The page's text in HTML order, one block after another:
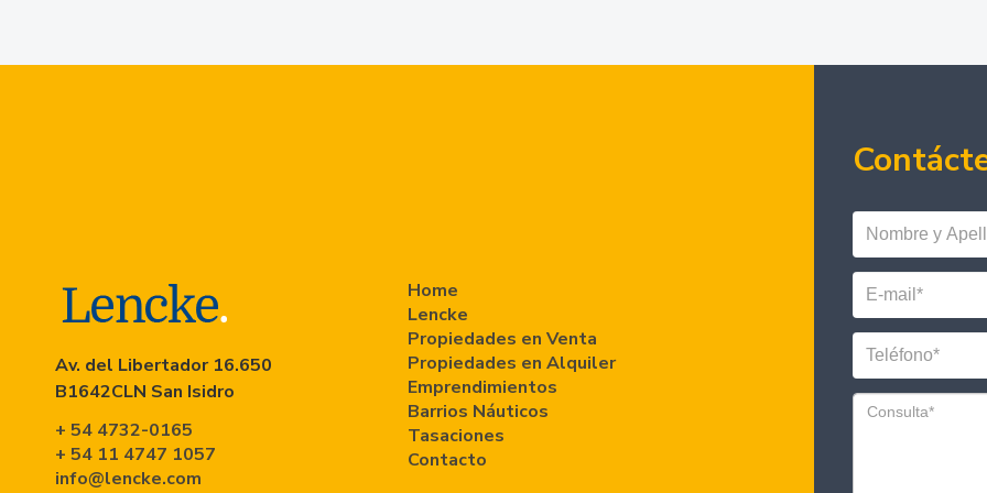
Av. del Libertador 16.650
B1642CLN San Isidro
+ 54 4732-0165
+ 54 11 4747 1057
info@lencke.com
Home
Lencke
Propiedades en Venta
Propiedades en Alquiler
Emprendimientos
Barrios Náuticos
Tasaciones
Contacto